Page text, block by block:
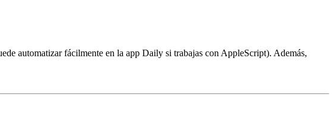
automatizar fácilmente en la app Daily si trabajas con AppleScript). Además,